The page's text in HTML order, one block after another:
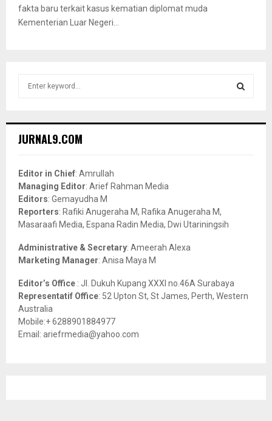
fakta baru terkait kasus kematian diplomat muda
Kementerian Luar Negeri...
h
o
r
:
JURNAL9.COM
Editor in Chief: Amrullah
Managing Editor: Arief Rahman Media
Editors: Gemayudha M
Reporters: Rafiki Anugeraha M, Rafika Anugeraha M,
Masaraafi Media, Espana Radin Media, Dwi Utariningsih
Administrative & Secretary: Ameerah Alexa
Marketing Manager: Anisa Maya M
Editor’s Office : Jl. Dukuh Kupang XXXI no.46A Surabaya
Representatif Office: 52 Upton St, St James, Perth, Western
Australia
Mobile:+ 6288901884977
Email: ariefrmedia@yahoo.com